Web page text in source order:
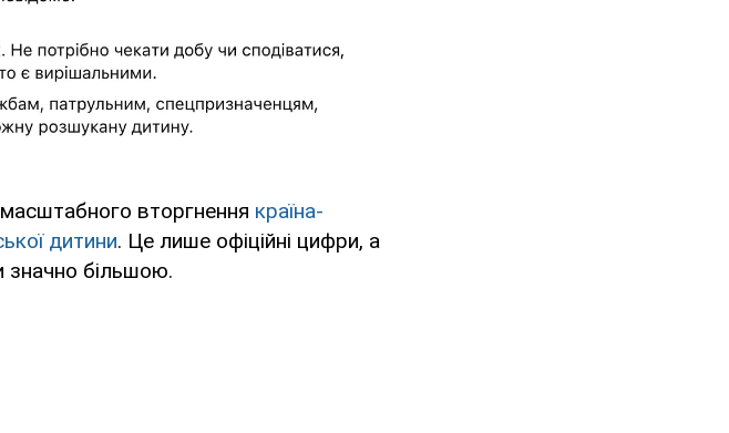
вторгнення країна-
дитини. Це лише офіційні цифри, а
значно більшою.